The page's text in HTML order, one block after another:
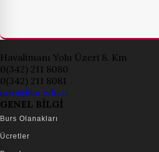
Havalimanı Yolu Üzeri 8. Km
0(342) 211 8080
0(342) 211 8081
info@hku.edu.tr
GENEL BİLGİ
Burs Olanakları
Ücretler